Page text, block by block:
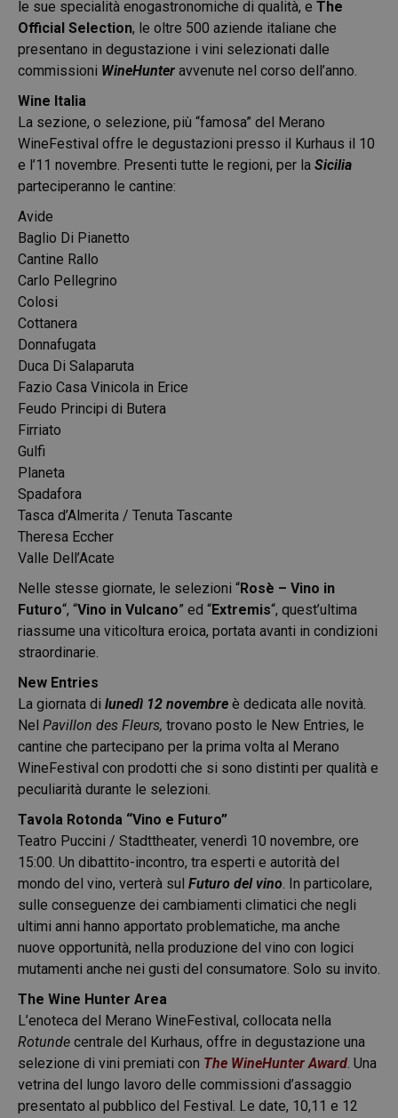
le sue specialità enogastronomiche di qualità, e The
Official Selection, le oltre 500 aziende italiane che
presentano in degustazione i vini selezionati dalle
commissioni WineHunter avvenute nel corso dell’anno.
Wine Italia
La sezione, o selezione, più “famosa” del Merano
WineFestival offre le degustazioni presso il Kurhaus il 10
e l’11 novembre. Presenti tutte le regioni, per la Sicilia
parteciperanno le cantine:
Avide
Baglio Di Pianetto
Cantine Rallo
Carlo Pellegrino
Colosi
Cottanera
Donnafugata
Duca Di Salaparuta
Fazio Casa Vinicola in Erice
Feudo Principi di Butera
Firriato
Gulfi
Planeta
Spadafora
Tasca d’Almerita / Tenuta Tascante
Theresa Eccher
Valle Dell’Acate
Nelle stesse giornate, le selezioni “Rosè – Vino in
Futuro“, “Vino in Vulcano” ed “Extremis“, quest’ultima
riassume una viticoltura eroica, portata avanti in condizioni
straordinarie.
New Entries
La giornata di lunedì 12 novembre è dedicata alle novità.
Nel Pavillon des Fleurs, trovano posto le New Entries, le
cantine che partecipano per la prima volta al Merano
WineFestival con prodotti che si sono distinti per qualità e
peculiarità durante le selezioni.
Tavola Rotonda “Vino e Futuro”
Teatro Puccini / Stadttheater, venerdì 10 novembre, ore
15:00. Un dibattito-incontro, tra esperti e autorità del
mondo del vino, verterà sul Futuro del vino. In particolare,
sulle conseguenze dei cambiamenti climatici che negli
ultimi anni hanno apportato problematiche, ma anche
nuove opportunità, nella produzione del vino con logici
mutamenti anche nei gusti del consumatore. Solo su invito.
The Wine Hunter Area
L’enoteca del Merano WineFestival, collocata nella
Rotunde centrale del Kurhaus, offre in degustazione una
selezione di vini premiati con The WineHunter Award. Una
vetrina del lungo lavoro delle commissioni d’assaggio
presentato al pubblico del Festival. Le date, 10,11 e 12